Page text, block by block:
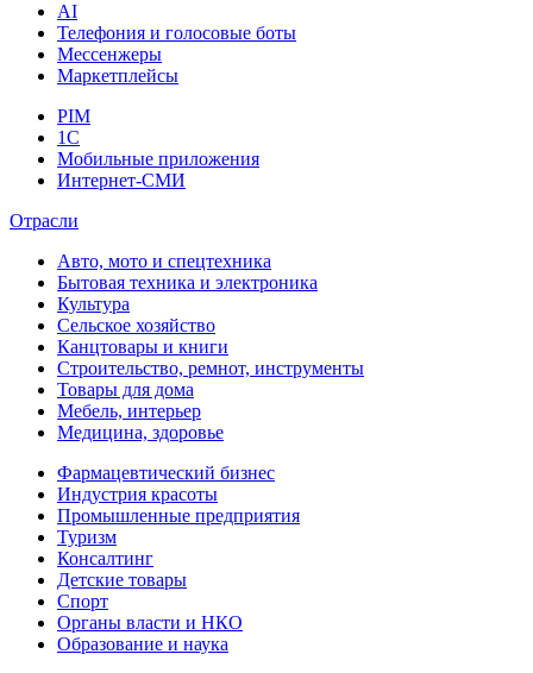
AI
Телефония и голосовые боты
Мессенжеры
Маркетплейсы
PIM
1C
Мобильные приложения
Интернет-СМИ
Отрасли
Авто, мото и спецтехника
Бытовая техника и электроника
Культура
Сельское хозяйство
Канцтовары и книги
Строительство, ремнот, инструменты
Товары для дома
Мебель, интерьер
Медицина, здоровье
Фармацевтический бизнес
Индустрия красоты
Промышленные предприятия
Туризм
Консалтинг
Детские товары
Спорт
Органы власти и НКО
Образование и наука